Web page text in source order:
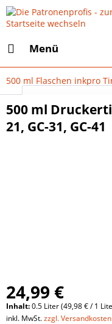
Menü
500 ml Flaschen inkpro
500 ml
21, GC-31, GC-41
24,99 €
Inhalt:0.5 Liter (49,98 € / 1
inkl. MwSt.zzgl. Versandkosten